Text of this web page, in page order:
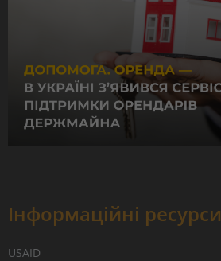
Інформаційні ресурси
USAID